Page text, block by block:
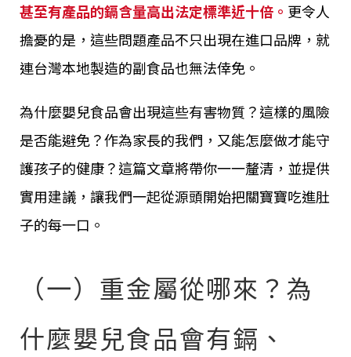
甚至有產品的鎘含量高出法定標準近十倍。 更令人
擔憂的是，這些問題產品不只出現在進口品牌，就
連台灣本地製造的副食品也無法倖免。
為什麼嬰兒食品會出現這些有害物質？這樣的風險
是否能避免？作為家長的我們，又能怎麼做才能守
護孩子的健康？這篇文章將帶你一一釐清，並提供
實用建議，讓我們一起從源頭開始把關寶寶吃進肚
子的每一口。
（一）重金屬從哪來？為
什麼嬰兒食品會有鎘、